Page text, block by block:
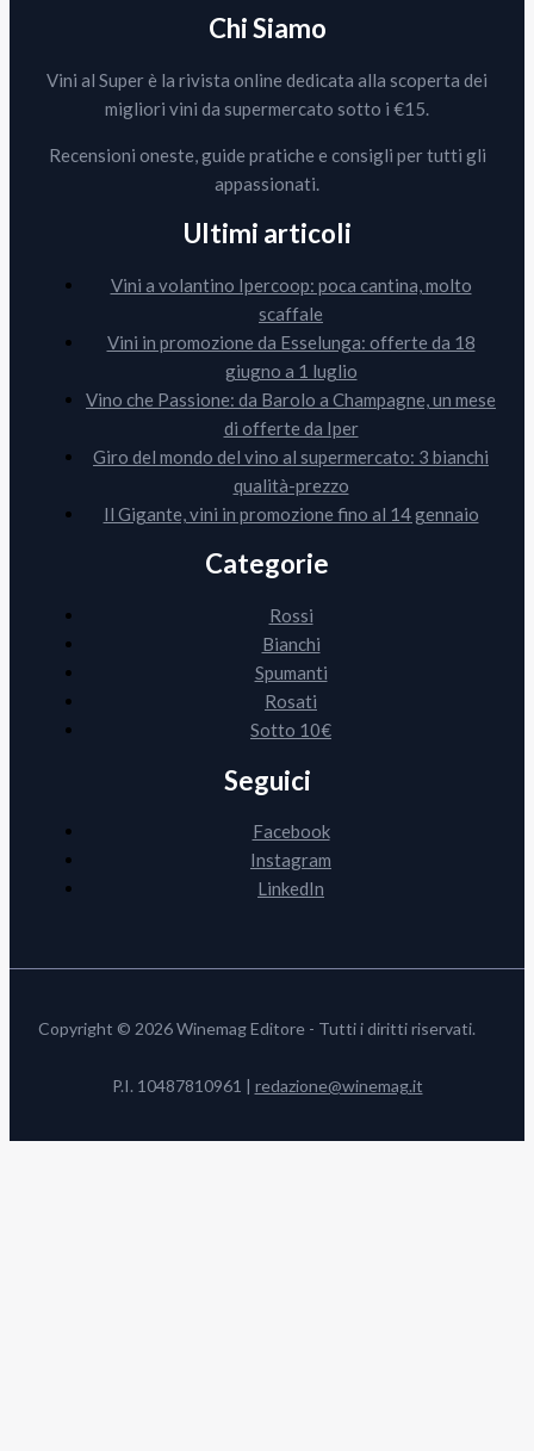
Chi Siamo
Vini al Super è la rivista online dedicata alla scoperta dei
migliori vini da supermercato sotto i €15.
Recensioni oneste, guide pratiche e consigli per tutti gli
appassionati.
Ultimi articoli
Vini a volantino Ipercoop: poca cantina, molto
scaffale
Vini in promozione da Esselunga: offerte da 18
giugno a 1 luglio
Vino che Passione: da Barolo a Champagne, un mese
di offerte da Iper
Giro del mondo del vino al supermercato: 3 bianchi
qualità-prezzo
Il Gigante, vini in promozione fino al 14 gennaio
Categorie
Rossi
Bianchi
Spumanti
Rosati
Sotto 10€
Seguici
Facebook
Instagram
LinkedIn
Copyright © 2026 Winemag Editore - Tutti i diritti riservati.
P.I. 10487810961 | redazione@winemag.it